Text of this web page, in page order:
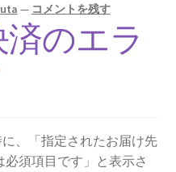
— コメントを残す
済のエラ
、「指定されたお届け先
須項目です」と表示さ